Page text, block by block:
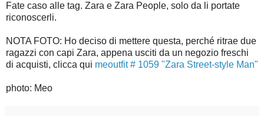
Fate caso alle tag. Zara e Zara People, solo da li portate
riconoscerli.
NOTA FOTO: Ho deciso di mettere questa, perché ritrae due
ragazzi con capi Zara, appena usciti da un negozio freschi
di acquisti, clicca qui meoutfit # 1059 "Zara Street-style Man"
photo: Meo